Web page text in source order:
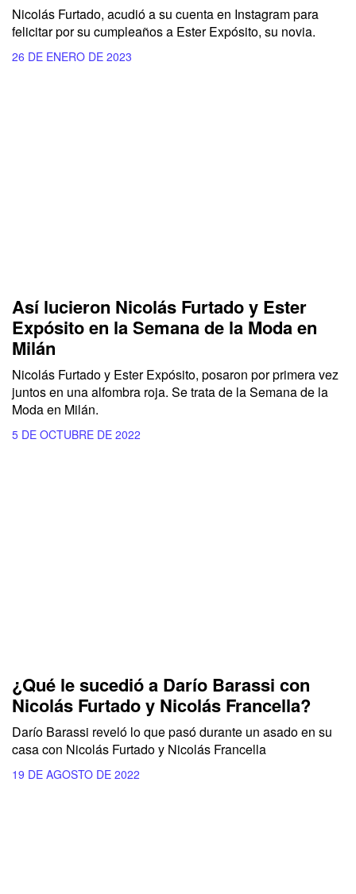
Nicolás Furtado, acudió a su cuenta en Instagram para
felicitar por su cumpleaños a Ester Expósito, su novia.
26 DE ENERO DE 2023
Así lucieron Nicolás Furtado y Ester
Expósito en la Semana de la Moda en
Milán
Nicolás Furtado y Ester Expósito, posaron por primera vez
juntos en una alfombra roja. Se trata de la Semana de la
Moda en Milán.
5 DE OCTUBRE DE 2022
¿Qué le sucedió a Darío Barassi con
Nicolás Furtado y Nicolás Francella?
Darío Barassi reveló lo que pasó durante un asado en su
casa con Nicolás Furtado y Nicolás Francella
19 DE AGOSTO DE 2022